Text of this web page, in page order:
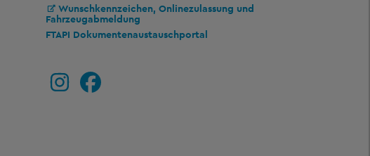
Wunschkennzeichen, Onlinezulassung und
Fahrzeugabmeldung
FTAPI Dokumentenaustauschportal